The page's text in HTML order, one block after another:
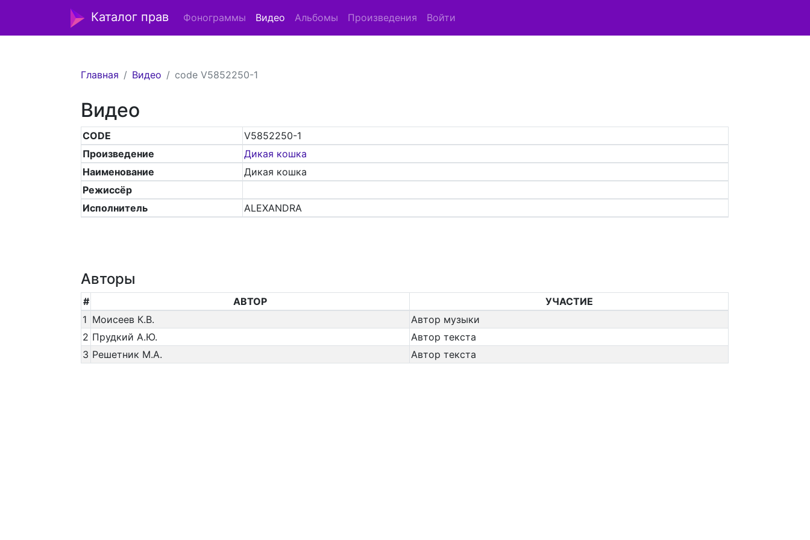
Каталог прав Фонограммы Видео Альбомы Произведения Войти
Главная Видео code V5852250-1
Видео
CODE
V5852250-1
Произведение
Дикая кошка
Наименование
Дикая кошка
Режиссёр
Исполнитель
ALEXANDRA
Авторы
# АВТОР
УЧАСТИЕ
1 Моисеев К.В.
Автор музыки
2 Прудкий А.Ю.
Автор текста
3 Решетник М.А. Автор текста